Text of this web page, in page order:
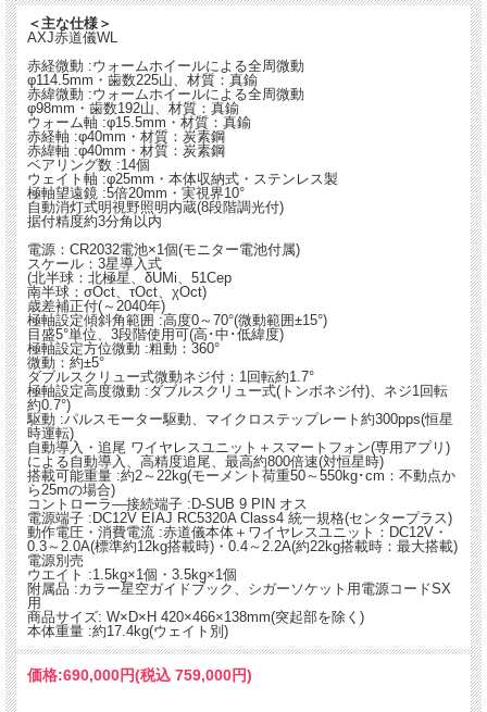
＜主な仕様＞
AXJ赤道儀WL
赤経微動 :ウォームホイールによる全周微動
φ114.5mm・歯数225山、材質：真鍮
赤緯微動 :ウォームホイールによる全周微動
φ98mm・歯数192山、材質：真鍮
ウォーム軸 :φ15.5mm・材質：真鍮
赤経軸 :φ40mm・材質：炭素鋼
赤緯軸 :φ40mm・材質：炭素鋼
ベアリング数 :14個
ウェイト軸 :φ25mm・本体収納式・ステンレス製
極軸望遠鏡 :5倍20mm・実視界10°
自動消灯式明視野照明内蔵(8段階調光付)
据付精度約3分角以内
電源：CR2032電池×1個(モニター電池付属)
スケール：3星導入式
(北半球：北極星、δUMi、51Cep
南半球：σOct、τOct、χOct)
歳差補正付(～2040年)
極軸設定傾斜角範囲 :高度0～70°(微動範囲±15°)
目盛5°単位、3段階使用可(高･中･低緯度)
極軸設定方位微動 :粗動：360°
微動：約±5°
ダブルスクリュー式微動ネジ付：1回転約1.7°
極軸設定高度微動 :ダブルスクリュー式(トンボネジ付)、ネジ1回転
約0.7°)
駆動 :パルスモーター駆動、マイクロステップレート約300pps(恒星
時運転)
自動導入・追尾 ワイヤレスユニット＋スマートフォン(専用アプリ)
による自動導入、高精度追尾、最高約800倍速(対恒星時)
搭載可能重量 :約2～22kg(モーメント荷重50～550kg･cm：不動点か
ら25mの場合)
コントローラ―接続端子 :D-SUB 9 PIN オス
電源端子 :DC12V EIAJ RC5320A Class4 統一規格(センタープラス)
動作電圧・消費電流 :赤道儀本体＋ワイヤレスユニット：DC12V・
0.3～2.0A(標準約12kg搭載時)・0.4～2.2A(約22kg搭載時：最大搭載)
電源別売
ウエイト :1.5kg×1個・3.5kg×1個
附属品 :カラー星空ガイドブック、シガーソケット用電源コードSX
用
商品サイズ: W×D×H 420×466×138mm(突起部を除く)
本体重量 :約17.4kg(ウェイト別)
価格:690,000円(税込 759,000円)